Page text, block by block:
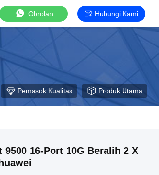
Obrolan Hubungi Kami
Pemasok Kualitas Produk Utama
9500 16-Port 10G Beralih 2 X